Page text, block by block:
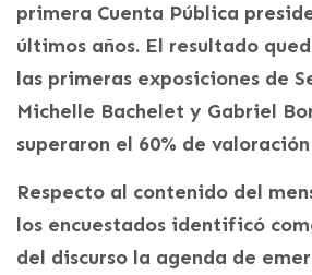
primera Cuenta Pública
últimos años. El resultado
las primeras exposiciones de
Michelle Bachelet y Gabriel
superaron el 60% de
Respecto al contenido del
los encuestados identificó
del discurso la agenda de